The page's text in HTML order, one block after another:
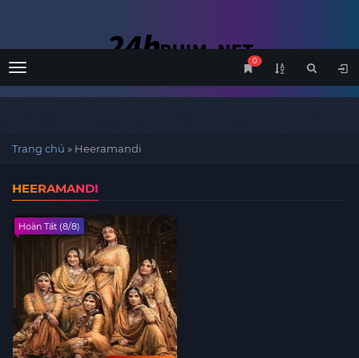
Menu
0
Trang chủ » Heeramandi
HEERAMANDI
Hoàn Tất (8/8)